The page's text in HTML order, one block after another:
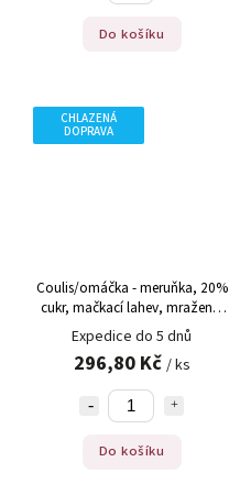
Do košíku
CHLAZENÁ
DOPRAVA
Coulis/omáčka - meruňka, 20%
cukr, mačkací lahev, mražené,
500 g
Expedice do 5 dnů
296,80 Kč / ks
Do košíku